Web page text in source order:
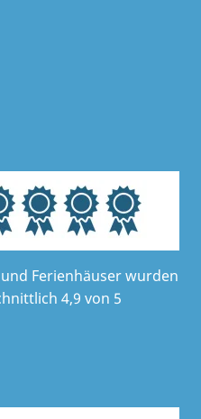
Ferienhäuser wurden
4,9 von 5